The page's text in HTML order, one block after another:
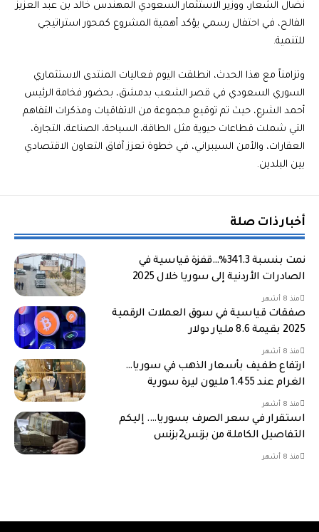
نضال الشعار، ووزير الاستثمار السعودي المهندس خالد بن عبد العزيز
الفالح، في احتفال رسمي يؤكد أهمية المشروع كمحور استراتيجي
للتنمية.
وتزامناً مع هذا الحدث، انطلقت اليوم فعاليات المنتدى الاستثماري
السوري السعودي في قصر الشعب بدمشق، بحضور فخامة الرئيس
أحمد الشرع، حيث تم توقيع مجموعة من الاتفاقيات ومذكرات التفاهم
التي شملت قطاعات حيوية مثل الطاقة، السياحة، الصناعة، التجارة،
العقارات، والأمن السيبراني، في خطوة تعزز آفاق التعاون الاقتصادي
بين البلدين.
أخبار ذات صلة
نمت بنسبة 341.3%…قفزة قياسية في
الصادرات الأردنية إلى سوريا خلال 2025
منذ 8 أشهر
صفقات قياسية في سوق العملات الرقمية
2025 بقيمة 8.6 مليار دولار
منذ 8 أشهر
ارتفاع طفيف بأسعار الذهب في سوريا…
الغرام عند 1.455 مليون ليرة سورية
منذ 8 أشهر
استقرار في سعر الصرف بسوريا…. إليكم
التفاصيل الكاملة من بزنس2بزنس
منذ 8 أشهر